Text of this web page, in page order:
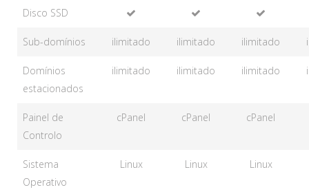
Disco SSD
Sub-domínios ilimitado ilimitado ilimitado
Domínios
estacionados
ilimitado ilimitado ilimitado
Painel de
Controlo
cPanel cPanel cPanel
Sistema
Operativo
Linux Linux Linux